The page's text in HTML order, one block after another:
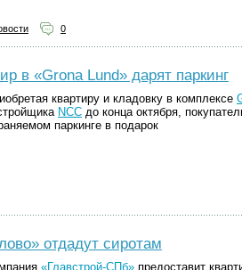
0
в «Grona Lund» дарят паркинг
квартиру и кладовку в комплексе
NCC до конца октября,
паркинге в подарок
отдадут сиротам
«Главстрой-СПб» предоставит